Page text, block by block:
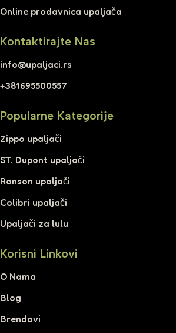
Online prodavnica upaljača
Kontaktirajte Nas
info@upaljaci.rs
+381695500557
Popularne Kategorije
Zippo upaljači
ST. Dupont upaljači
Ronson upaljači
Colibri upaljači
Upaljači za lulu
Korisni Linkovi
O Nama
Blog
Brendovi